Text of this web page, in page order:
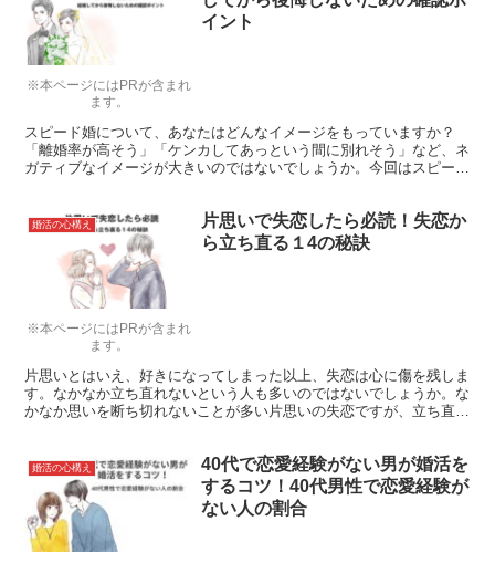
※本ページにはPRが含まれ
ます。
イント
スピード婚について、あなたはどんなイメージをもっていますか？
「離婚率が高そう」「ケンカしてあっという間に別れそう」など、ネ
ガティブなイメージが大きいのではないでしょうか。今回はスピード
※本ページにはPRが含まれ
ます。
婚活の心構え
片思いで失恋したら必読！失恋か
ら立ち直る１4の秘訣
片思いとはいえ、好きになってしまった以上、失恋は心に傷を残しま
す。なかなか立ち直れないという人も多いのではないでしょうか。な
かなか思いを断ち切れないことが多い片思いの失恋ですが、立ち直る
婚活の心構え
40代で恋愛経験がない男が婚活を
するコツ！40代男性で恋愛経験が
ない人の割合